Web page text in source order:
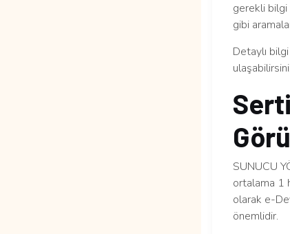
gerekli bilgi
gibi
Detaylı
SUNUCU
ortalama 1
olarak e-
önemlidir.